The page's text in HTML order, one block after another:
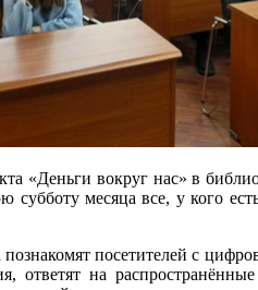
«Деньги вокруг нас» в
месяца все, у кого
познакомят посетителей с
ответят на